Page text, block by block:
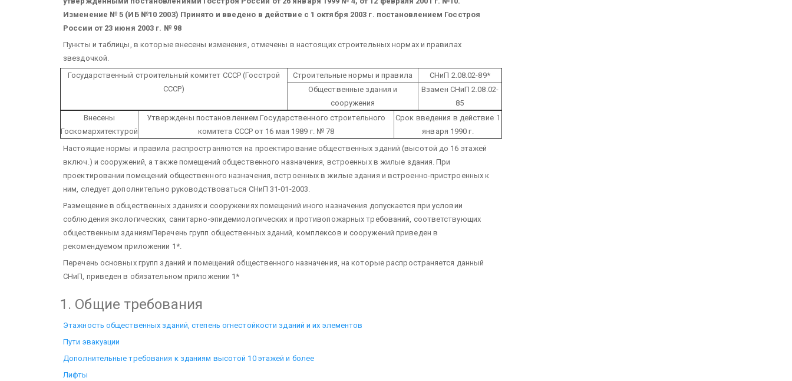
Изменение № 5 (ИБ №10 2003) Принято и введено в действие с 1 октября 2003 г. постановлением Госстроя
России от 23 июня 2003 г. № 98
Пункты и таблицы, в которые внесены изменения, отмечены в настоящих строительных нормах и правилах
звездочкой.
Государственный строительный комитет СССР(Госстрой
СССР)
Строительные нормы и правила
СНиП 2.08.02-89*
Общественные здания и
сооружения
Взамен СНиП 2.08.02-
85
Внесены
Госкомархитектурой
Утверждены постановлением Государственного строительного
комитета СССР от 16 мая 1989 г. № 78
Срок введения в действие 1
января 1990 г.
Настоящие нормы и правила распространяются на проектирование общественных зданий (высотой до 16 этажей
включ.) и сооружений, а также помещений общественного назначения, встроенных в жилые здания. При
проектировании помещений общественного назначения, встроенных в жилые здания и встроенно-пристроенных к
ним, следует дополнительно руководствоваться СНиП 31-01-2003.
Размещение в общественных зданиях и сооружениях помещений иного назначения допускается при условии
соблюдения экологических, санитарно-эпидемиологических и противопожарных требований, соответствующих
общественным зданиямПеречень групп общественных зданий, комплексов и сооружений приведен в
рекомендуемом приложении 1*.
Перечень основных групп зданий и помещений общественного назначения, на которые распространяется данный
СНиП, приведен в обязательном приложении 1*
1. Общие требования
Этажность общественных зданий, степень огнестойкости зданий и их элементов
Пути эвакуации
Дополнительные требования к зданиям высотой 10 этажей и более
Лифты